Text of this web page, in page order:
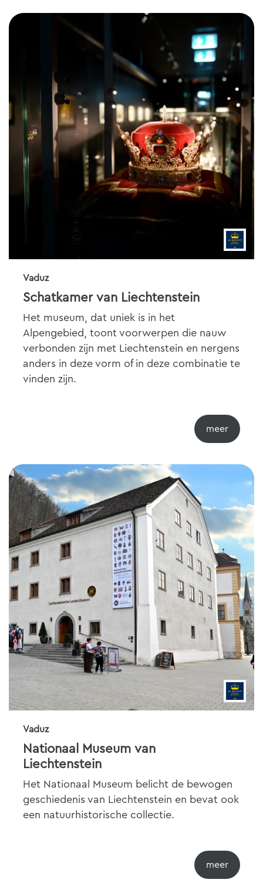
Vaduz
Schatkamer van Liechtenstein
Het museum, dat uniek is in het
Alpengebied, toont voorwerpen die nauw
verbonden zijn met Liechtenstein en nergens
anders in deze vorm of in deze combinatie te
vinden zijn.
Vaduz
Nationaal Museum van
Liechtenstein
Het Nationaal Museum belicht de bewogen
geschiedenis van Liechtenstein en bevat ook
een natuurhistorische collectie.